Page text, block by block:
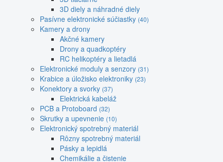
3D diely a náhradné diely
Pasívne elektronické súčiastky (40)
Kamery a drony
Akčné kamery
Drony a quadkoptéry
RC helikoptéry a lietadlá
Elektronické moduly a senzory (31)
Krabice a úložisko elektroniky (23)
Konektory a svorky (37)
Elektrická kabeláž
PCB a Protoboard (32)
Skrutky a upevnenie (10)
Elektronický spotrebný materiál
Rôzny spotrebný materiál
Pásky a lepidlá
Chemikálie a čistenie